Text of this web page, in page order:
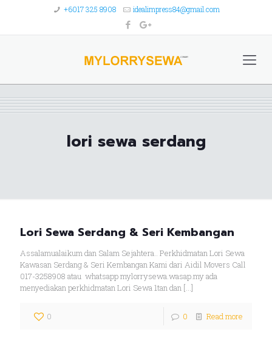
+6017 325 8908 idealimpress84@gmail.com
lori sewa serdang
Lori Sewa Serdang & Seri Kembangan
Assalamualaikum dan Salam Sejahtera.. Perkhidmatan Lori Sewa
Kawasan Serdang & Seri Kembangan Kami dari Aidil Movers Call
017-3258908 atau whatsapp mylorrysewa.wasap.my ada
menyediakan perkhidmatan Lori Sewa 1tan dan […]
0 0 Read more